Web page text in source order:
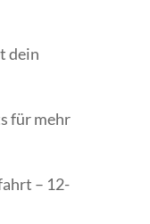
dein
für mehr
– 12-